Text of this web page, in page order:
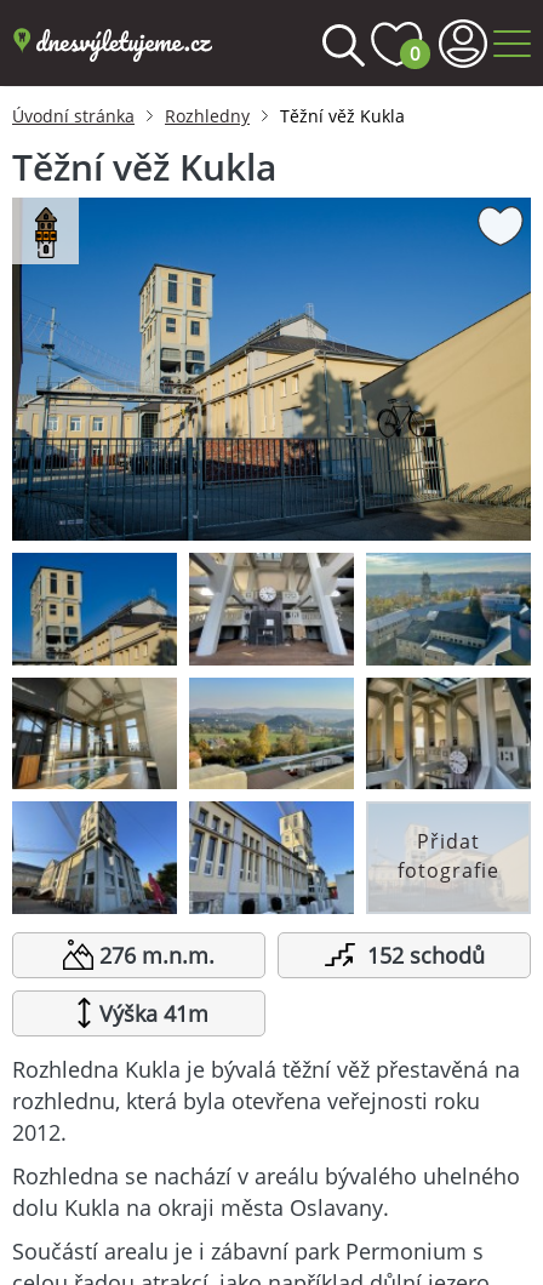
0
Úvodní stránka Rozhledny Těžní věž Kukla
Těžní věž Kukla
Přidat
fotografie
276 m.n.m.
152 schodů
Výška 41m
Rozhledna Kukla je bývalá těžní věž přestavěná na
rozhlednu, která byla otevřena veřejnosti roku
2012.
Rozhledna se nachází v areálu bývalého uhelného
dolu Kukla na okraji města Oslavany.
Součástí arealu je i zábavní park Permonium s